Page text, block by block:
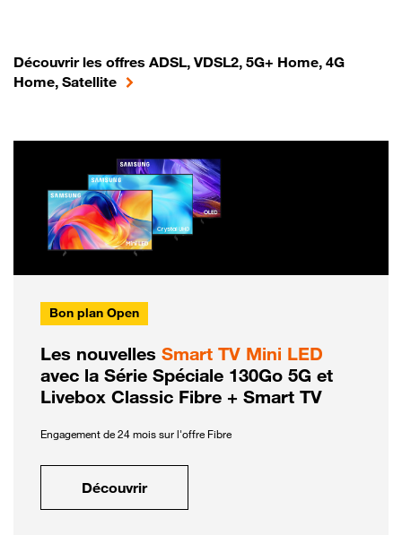
Découvrir les offres ADSL, VDSL2, 5G+ Home, 4G
Home, Satellite
Bon plan Open
Les nouvelles Smart TV Mini LED
avec la Série Spéciale 130Go 5G et
Livebox Classic Fibre + Smart TV
Engagement de 24 mois sur l'offre Fibre
Découvrir